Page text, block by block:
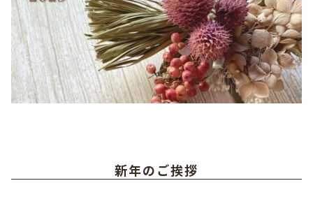
新年のご挨拶